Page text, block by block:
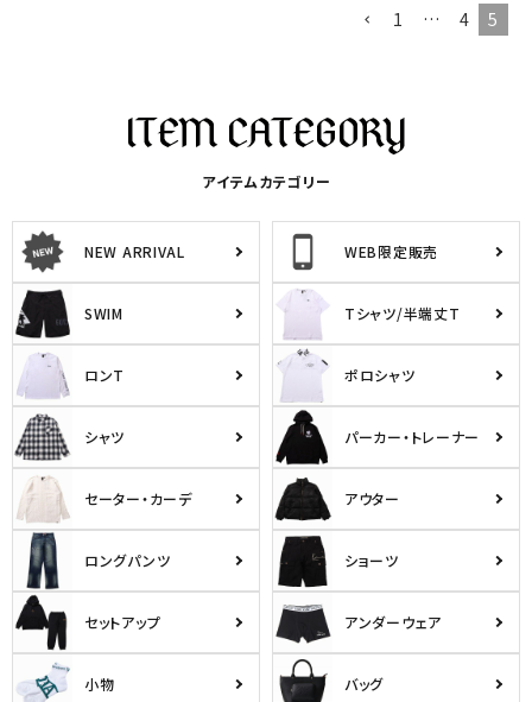
1
… 4 5
アイテムカテゴリー
NEW ARRIVAL WEB限定販売
SWIM Tシャツ/半端丈T
ロンT ポロシャツ
シャツ パーカー・トレーナー
セーター・カーデ アウター
ロングパンツ ショーツ
セットアップ アンダーウェア
小物 バッグ